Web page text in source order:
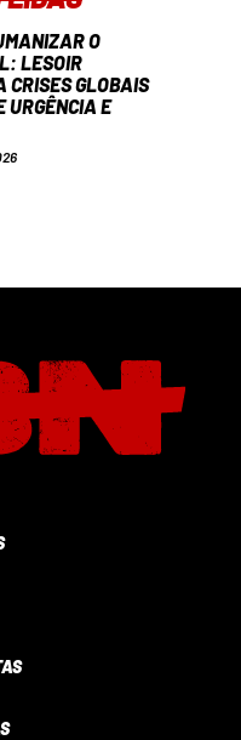
O
LESOIR
CRISES GLOBAIS
URGÊNCIA E